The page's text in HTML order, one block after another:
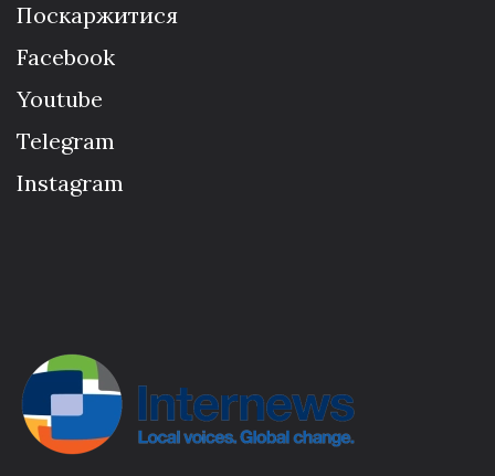
Поскаржитися
Facebook
Youtube
Telegram
Instagram